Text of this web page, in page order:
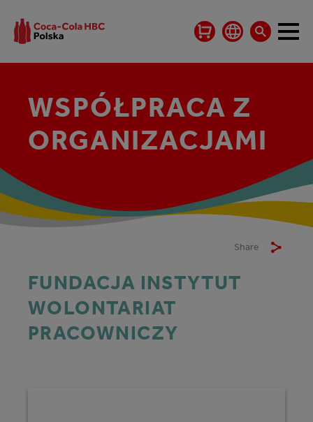
WSPÓŁPRACA Z
ORGANIZACJAMI
Share
FUNDACJA INSTYTUT
WOLONTARIAT
PRACOWNICZY